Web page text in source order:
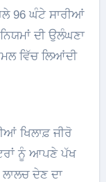
96 ਘੰਟੇ ਸਾਰੀਆਂ
ਦੀ ਉਲੰਘਣਾ
ਵਿੱਚ ਲਿਆਂਦੀ
ਖਿਲਾਫ਼ ਜੀਰੋ
ਨੂੰ ਆਪਣੇ ਪੱਖ
ਦੇਣ ਦਾ